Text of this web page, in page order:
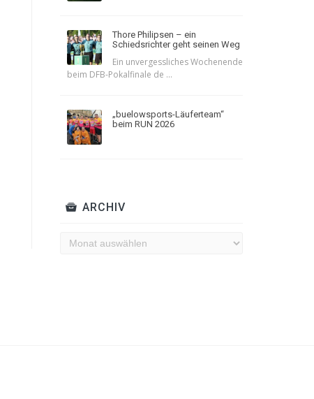
Thore Philipsen – ein
Schiedsrichter geht seinen Weg
Ein unvergessliches Wochenende
beim DFB-Pokalfinale de ...
„buelowsports-Läuferteam“
beim RUN 2026
ARCHIV
Archiv